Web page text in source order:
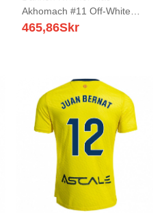
Akhomach #11 Off-White
Bourgogne Bortatröja
465,86Skr